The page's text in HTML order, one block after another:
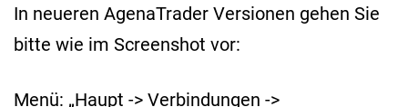
In neueren AgenaTrader Versionen gehen Sie
bitte wie im Screenshot vor:
Menü: „Haupt -> Verbindungen ->